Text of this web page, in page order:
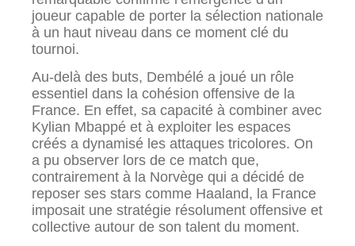
joueur capable de porter la sélection nationale
à un haut niveau dans ce moment clé du
tournoi.
Au-delà des buts, Dembélé a joué un rôle
essentiel dans la cohésion offensive de la
France. En effet, sa capacité à combiner avec
Kylian Mbappé et à exploiter les espaces
créés a dynamisé les attaques tricolores. On
a pu observer lors de ce match que,
contrairement à la Norvège qui a décidé de
reposer ses stars comme Haaland, la France
imposait une stratégie résolument offensive et
collective autour de son talent du moment.